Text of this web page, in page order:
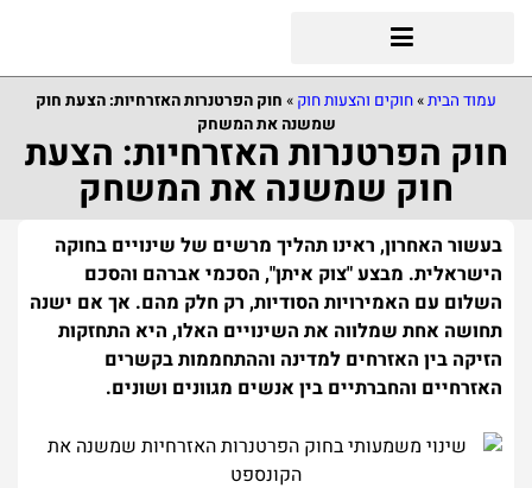
עמוד הבית»חוקים והצעות חוק » חוק הפרטנרות האזרחיות: הצעת חוק
שמשנה את המשחק
חוק הפרטנרות האזרחיות: הצעת
חוק שמשנה את המשחק
בעשור האחרון, ראינו תהליך מרשים של שינויים בחוקה
הישראלית. מבצע "צוק איתן", הסכמי אברהם והסכם
השלום עם האמירויות הסודיות, רק חלק מהם. אך אם ישנה
תחושה אחת שמלווה את השינויים האלו, היא התחזקות
הזיקה בין האזרחים למדינה וההתחממות בקשרים
האזרחיים והחברתיים בין אנשים מגוונים ושונים.